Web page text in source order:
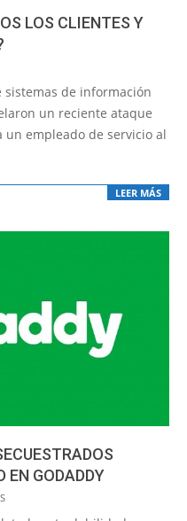
LOS CLIENTES Y
sistemas de información
un reciente ataque
empleado de servicio al
LEER MÁS
EN GODADDY